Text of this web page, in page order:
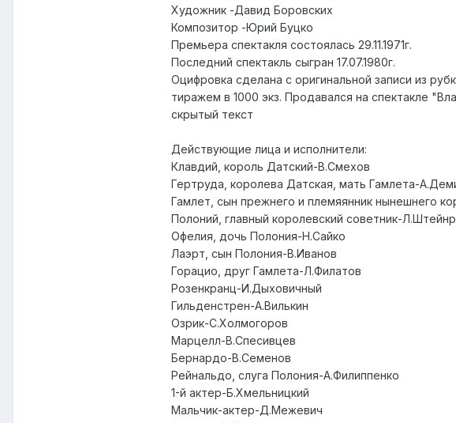
Художник -Давид Боровских
Композитор -Юрий Буцко
Премьера спектакля состоялась 29.11.1971г.
Последний спектакль сыгран 17.07.1980г.
Оцифровка сделана с оригинальной записи из
тиражем в 1000 экз. Продавался на спектакле
скрытый текст
Действующие лица и исполнители:
Клавдий, король Датский-В.Смехов
Гертруда, королева Датская, мать Гамлета-
Гамлет, сын прежнего и племяянник
Полоний, главный королевский советник-
Офелия, дочь Полония-Н.Сайко
Лаэрт, сын Полония-В.Иванов
Горацио, друг Гамлета-Л.Филатов
Розенкранц-И.Дыховичный
Гильденстрен-А.Вилькин
Озрик-С.Холмогоров
Марцелл-В.Спесивцев
Бернардо-В.Семенов
Рейнальдо, слуга Полония-А.Филиппенко
1-й актер-Б.Хмельницкий
Мальчик-актер-Д.Межевич